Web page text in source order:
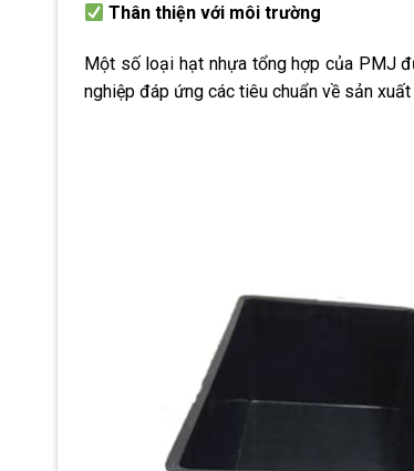
Thân thiện với môi trường
Một số loại hạt nhựa tổng hợp của PMJ
nghiệp đáp ứng các tiêu chuẩn về sản xuất